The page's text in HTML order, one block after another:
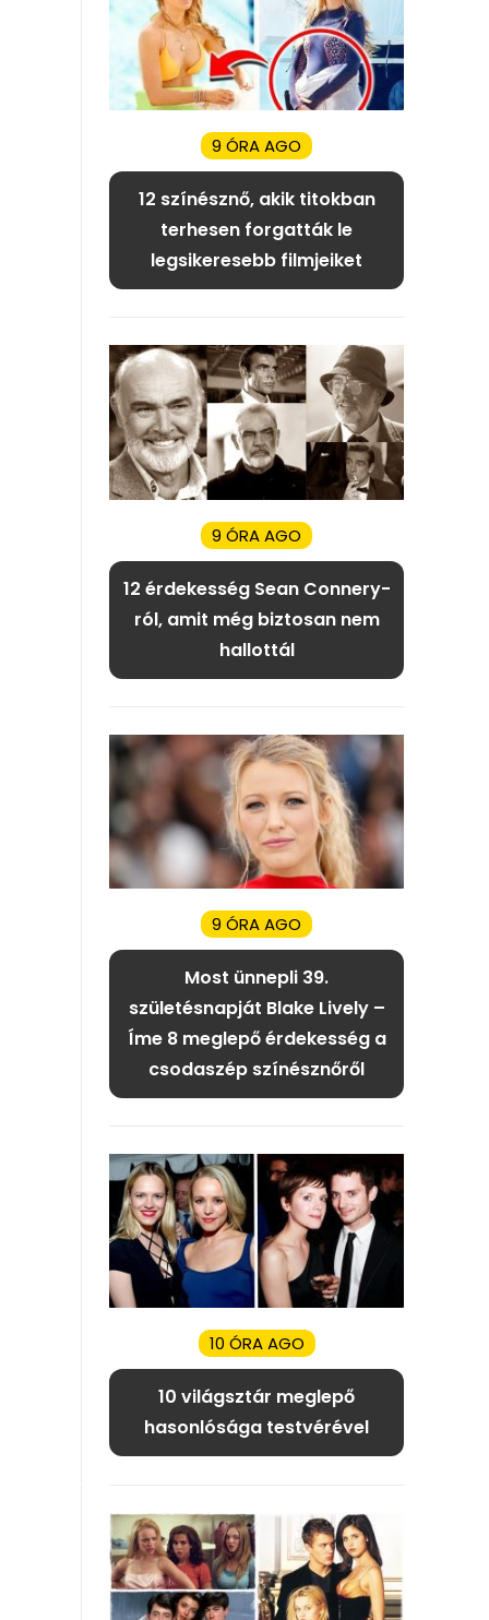
9 ÓRA AGO
12 színésznő, akik titokban
terhesen forgatták le
legsikeresebb filmjeiket
9 ÓRA AGO
12 érdekesség Sean Connery-
ról, amit még biztosan nem
hallottál
9 ÓRA AGO
Most ünnepli 39.
születésnapját Blake Lively –
Íme 8 meglepő érdekesség a
csodaszép színésznőről
10 ÓRA AGO
10 világsztár meglepő
hasonlósága testvérével